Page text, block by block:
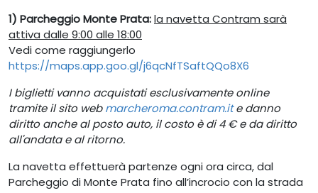
1) Parcheggio Monte Prata:la navetta Contram sarà
attiva dalle 9:00 alle 18:00
Vedi come raggiungerlo
https://maps.app.goo.gl/j6qcNfTSaftQQo8X6
I biglietti vanno acquistati esclusivamente online
tramite il sito webmarcheroma.contram.ite danno
diritto anche al posto auto, il costo è di 4 € e da diritto
all'andata e al ritorno.
La navetta effettuerà partenze ogni ora circa, dal
Parcheggio di Monte Prata fino all’incrocio con la strada